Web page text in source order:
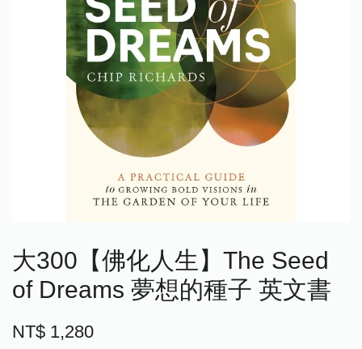
大300【佛化人生】The Seed
of Dreams 夢想的種子 英文書
NT$ 1,280